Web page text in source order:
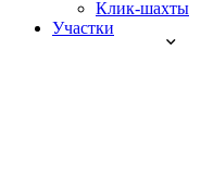
Клик-шахты
Участки